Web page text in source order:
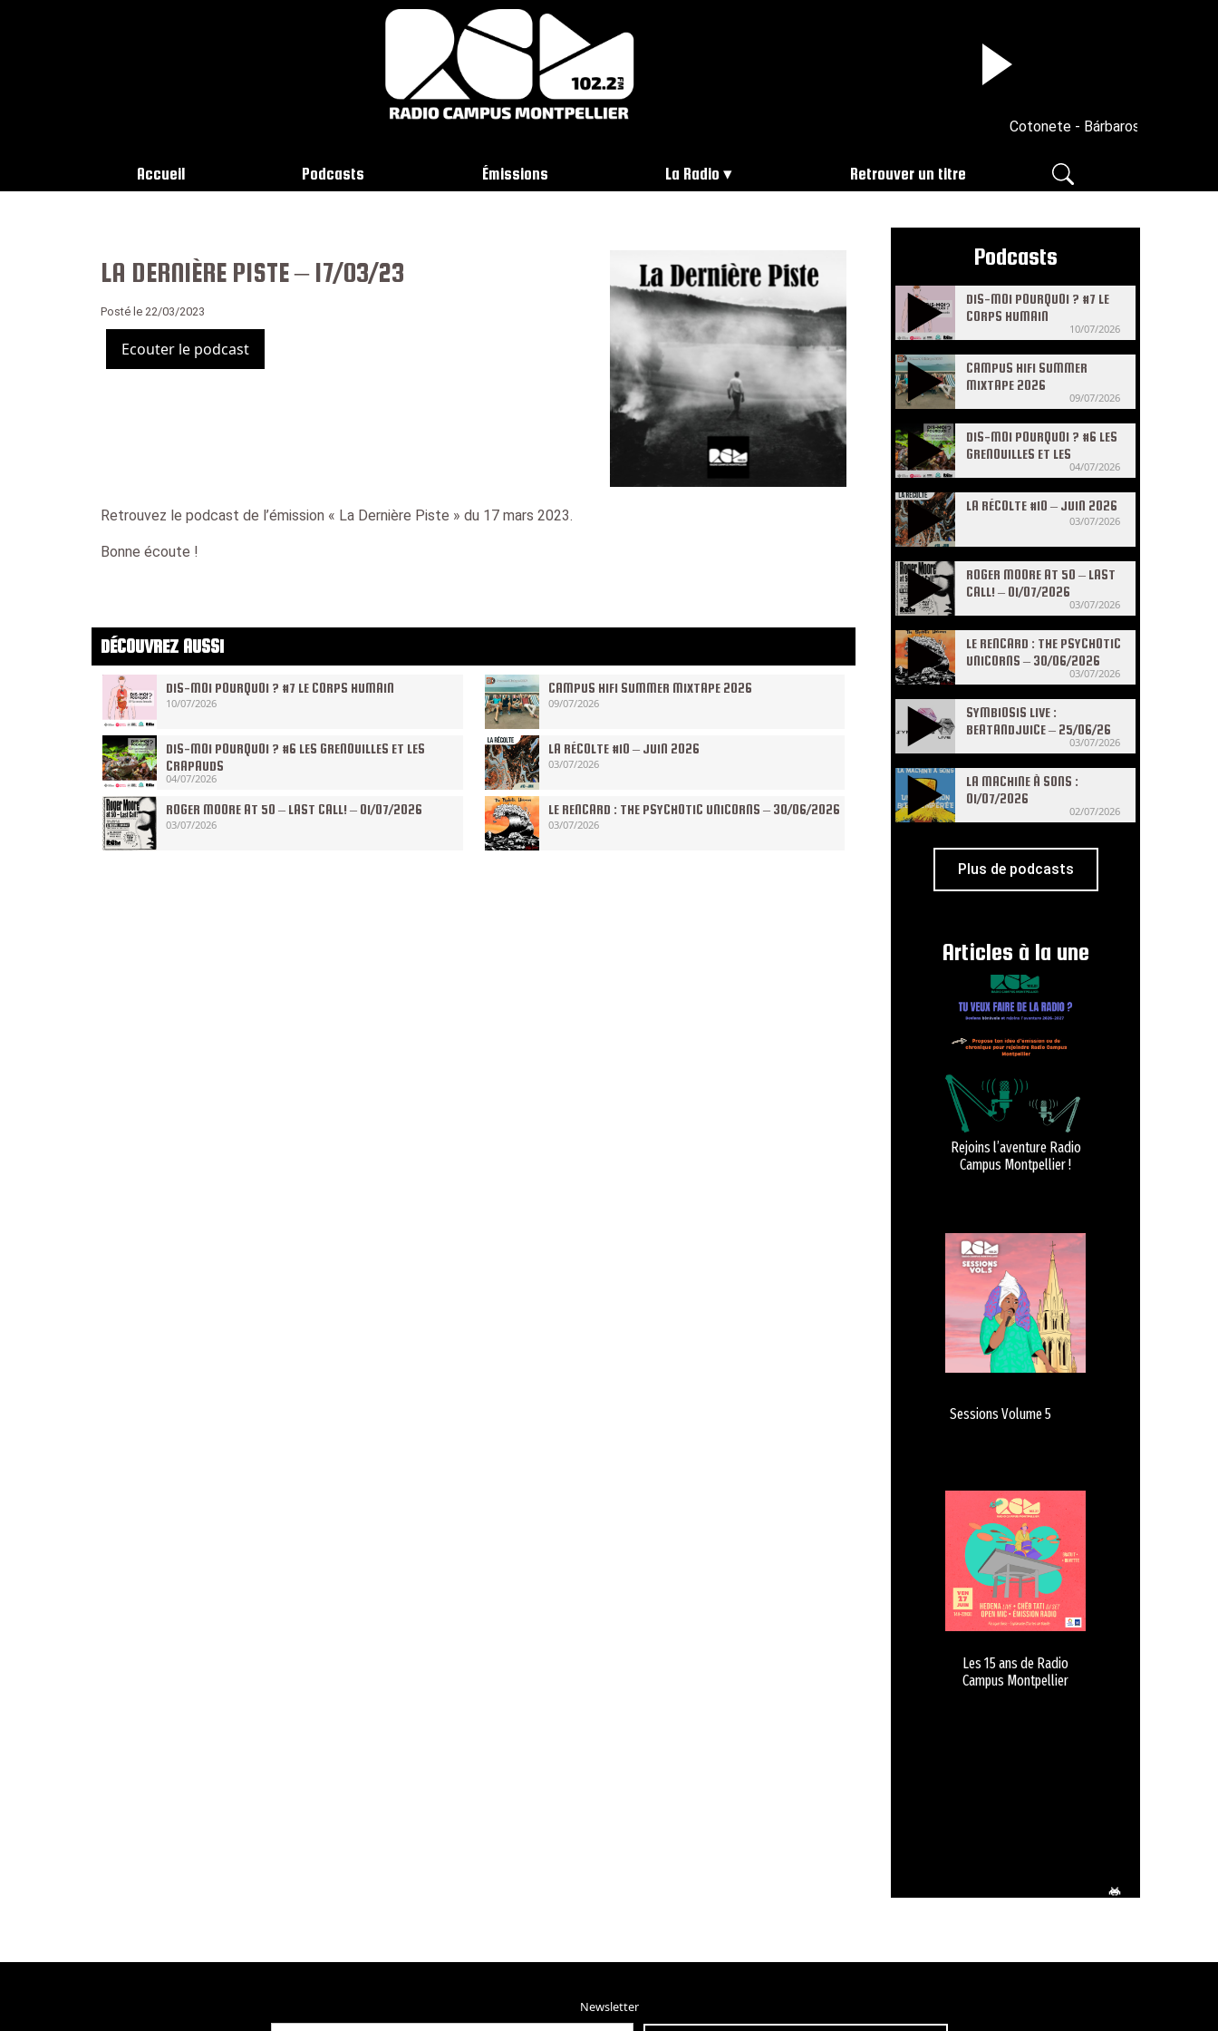
Cotonete - Bárbaros
Accueil Podcasts Émissions La Radio Retrouver un titre
LA DERNIÈRE PISTE – 17/03/23
Posté le 22/03/2023
Ecouter le podcast
Retrouvez le podcast de l’émission « La Dernière Piste » du 17 mars 2023.
Bonne écoute !
DÉCOUVREZ AUSSI
DIS-MOI POURQUOI ? #7 LE CORPS HUMAIN
10/07/2026
CAMPUS HIFI SUMMER MIXTAPE 2026
09/07/2026
DIS-MOI POURQUOI ? #6 LES GRENOUILLES ET LES
CRAPAUDS
04/07/2026
LA RÉCOLTE #10 – JUIN 2026
03/07/2026
ROGER MOORE AT 50 – LAST CALL! – 01/07/2026
03/07/2026
LE RENCARD : THE PSYCHOTIC UNICORNS – 30/06/2026
03/07/2026
Podcasts
DIS-MOI POURQUOI ? #7 LE
CORPS HUMAIN
10/07/2026
CAMPUS HIFI SUMMER
MIXTAPE 2026
09/07/2026
DIS-MOI POURQUOI ? #6 LES
GRENOUILLES ET LES
04/07/2026
LA RÉCOLTE #10 – JUIN 2026
03/07/2026
ROGER MOORE AT 50 – LAST
CALL! – 01/07/2026
03/07/2026
LE RENCARD : THE PSYCHOTIC
UNICORNS – 30/06/2026
03/07/2026
SYMBIOSIS LIVE :
BEATANDJUICE – 25/06/26
03/07/2026
LA MACHINE À SONS :
01/07/2026
02/07/2026
Plus de podcasts
Articles à la une
Rejoins l’aventure Radio
Campus Montpellier !
Sessions Volume 5
Les 15 ans de Radio
Campus Montpellier
Newsletter